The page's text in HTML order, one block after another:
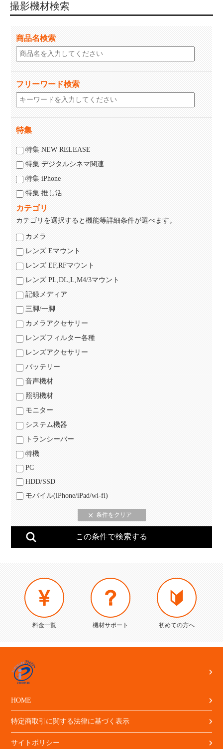
撮影機材検索
商品名検索
フリーワード検索
特集
特集 NEW RELEASE
特集 デジタルシネマ関連
特集 iPhone
特集 推し活
カテゴリ
カテゴリを選択すると機能等詳細条件が選べます。
カメラ
レンズ Eマウント
レンズ EF,RFマウント
レンズ PL,DL,L,M4/3マウント
記録メディア
三脚/一脚
カメラアクセサリー
レンズフィルター各種
レンズアクセサリー
バッテリー
音声機材
照明機材
モニター
システム機器
トランシーバー
特機
PC
HDD/SSD
モバイル(iPhone/iPad/wi-fi)
料金一覧 機材サポート 初めての方へ
HOME
特定商取引に関する法律に基づく表示
サイトポリシー